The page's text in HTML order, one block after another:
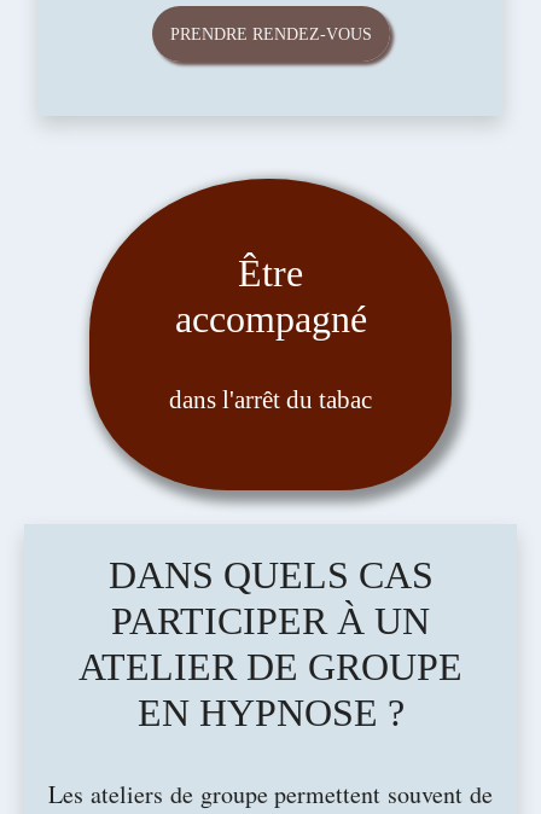
PRENDRE RENDEZ-VOUS
Être
accompagné
dans l'arrêt du tabac
DANS QUELS CAS
PARTICIPER À UN
ATELIER DE GROUPE
EN HYPNOSE ?
Les ateliers de groupe permettent souvent de